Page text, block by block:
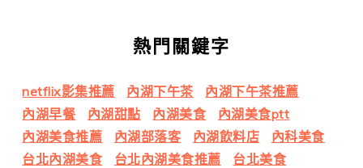
熱門關鍵字
netflix影集推薦 內湖下午茶
內湖下午茶推薦
內湖早餐
內湖甜點 內湖美食
內湖美食ptt
內湖美食推薦
內湖部落客 內湖飲料店
內科美食
台北內湖美食
台北內湖美食推薦
台北美食